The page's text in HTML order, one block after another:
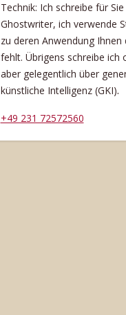
Technik: Ich schreibe für Sie
Ghostwriter, ich verwende
zu deren Anwendung Ihnen
fehlt. Übrigens schreibe ich
aber gelegentlich über
künstliche Intelligenz (GKI).
+49 231 72572560